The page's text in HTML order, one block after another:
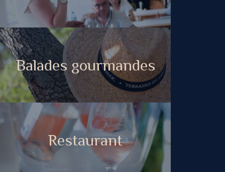
Balades gourmandes
Restaurant